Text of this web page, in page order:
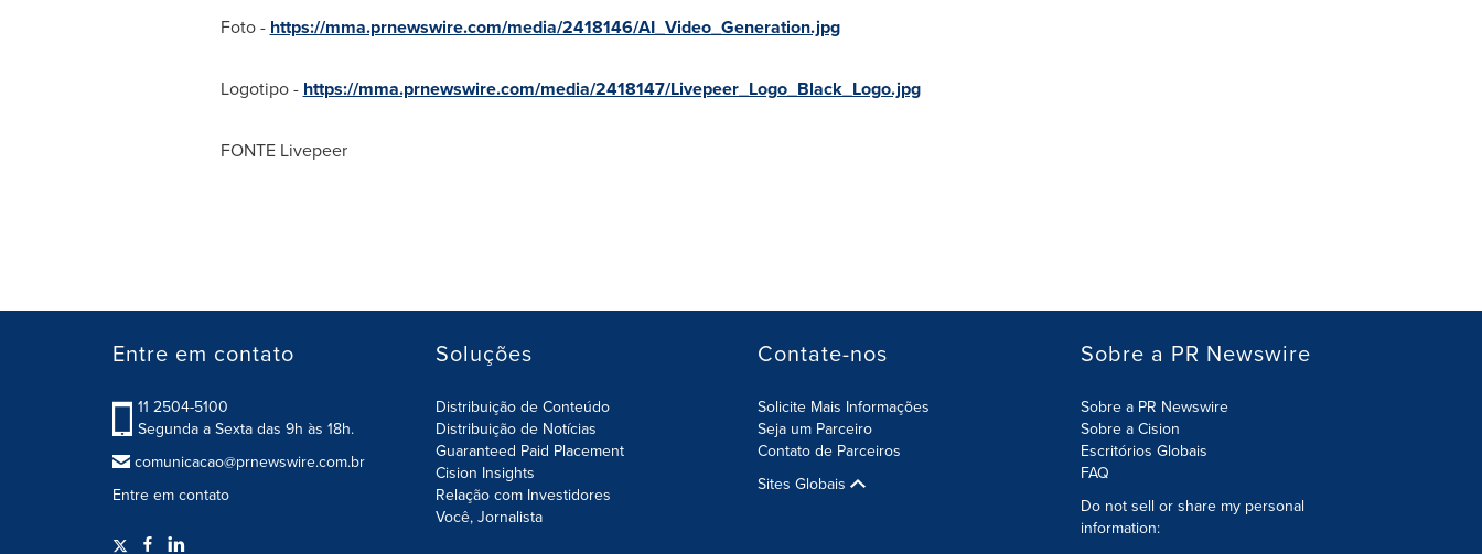
Foto - https://mma.prnewswire.com/media/2418146/AI_Video_Generation.jpg
Logotipo - https://mma.prnewswire.com/media/2418147/Livepeer_Logo_Black_Logo.jpg
FONTE Livepeer
Entre em contato
11 2504-5100
Segunda a Sexta das 9h às 18h.
comunicacao@prnewswire.com.br
Entre em contato
Soluções
Distribuição de Conteúdo
Distribuição de Notícias
Guaranteed Paid Placement
Cision Insights
Relação com Investidores
Você, Jornalista
Contate-nos
Solicite Mais Informações
Seja um Parceiro
Contato de Parceiros
Sites Globais
Sobre a PR Newswire
Sobre a PR Newswire
Sobre a Cision
Escritórios Globais
FAQ
Do not sell or share my personal
information: